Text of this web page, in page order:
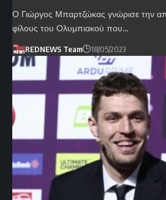
Ο Γιώργος Μπαρτζώκας γνώρισε την
φίλους του Ολυμπιακού που…
REDNEWS Team 18/05/2023